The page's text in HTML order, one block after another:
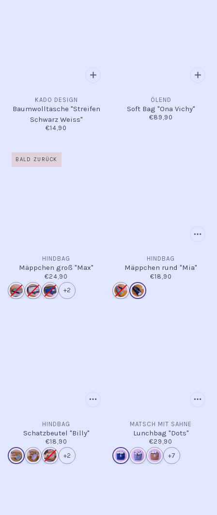
KADO DESIGN
Baumwolltasche "Streifen
Schwarz Weiss"
€14,90
ÖLEND
Soft Bag "Ona Vichy"
€89,90
BALD ZURÜCK
HINDBAG
Mäppchen groß "Max"
€24,90
+2
HINDBAG
Mäppchen rund "Mia"
€18,90
HINDBAG
Schatzbeutel "Billy"
€18,90
+2
MATSCH MIT SAHNE
Lunchbag "Dots"
€29,90
+7